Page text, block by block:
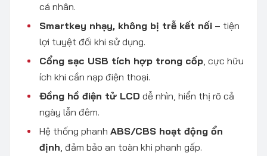
cá nhân.
Smartkey nhạy, không bị trễ kết nối – tiện
lợi tuyệt đối khi sử dụng.
Cổng sạc USB tích hợp trong cốp, cực hữu
ích khi cần nạp điện thoại.
Đồng hồ điện tử LCD dễ nhìn, hiển thị rõ cả
ngày lẫn đêm.
Hệ thống phanh ABS/CBS hoạt động ổn
định, đảm bảo an toàn khi phanh gấp.